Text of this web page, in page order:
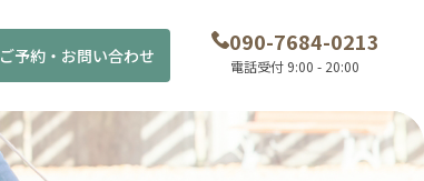
ご予約・お問い合わせ 090-7684-0213
電話受付 9:00 - 20:00